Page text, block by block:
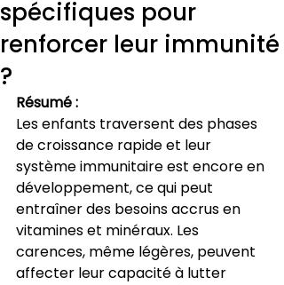
spécifiques pour
renforcer leur immunité
?
Résumé :
Les enfants traversent des phases
de croissance rapide et leur
système immunitaire est encore en
développement, ce qui peut
entraîner des besoins accrus en
vitamines et minéraux. Les
carences, même légères, peuvent
affecter leur capacité à lutter